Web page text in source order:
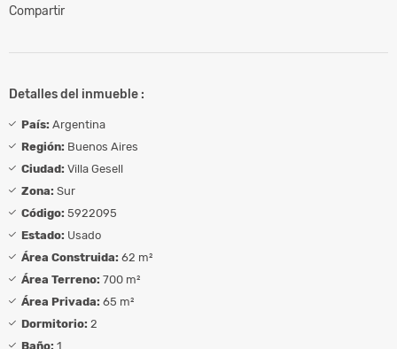
Compartir
Detalles del inmueble :
País: Argentina
Región: Buenos Aires
Ciudad: Villa Gesell
Zona: Sur
Código: 5922095
Estado: Usado
Área Construida: 62 m²
Área Terreno: 700 m²
Área Privada: 65 m²
Dormitorio: 2
Baño: 1